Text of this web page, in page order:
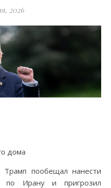
2026
дома
пообещал нанести
Ирану и пригрозил